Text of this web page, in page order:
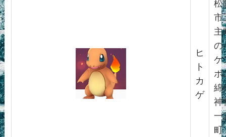
ヒ
ト
カ
ゲ
松
市
主
の
ケ
ポ
綿
神
一
町